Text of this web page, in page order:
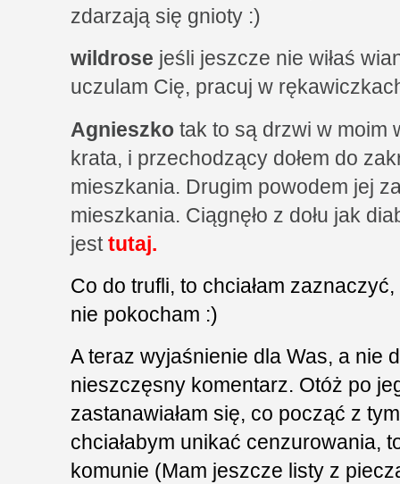
zdarzają się gnioty :)
wildrose jeśli jeszcze nie wiłaś
uczulam Cię, pracuj w
Agnieszko tak to są drzwi w moim
krata, i przechodzący dołem do
mieszkania. Drugim powodem jej
mieszkania. Ciągnęło z dołu jak
jesttutaj.
Co do trufli, to chciałam
nie pokocham :)
A teraz wyjaśnienie dla Was, a nie
nieszczęsny komentarz. Otóż po
zastanawiałam się, co począć z
chciałabym unikać cenzurowania,
komunie (Mam jeszcze listy z